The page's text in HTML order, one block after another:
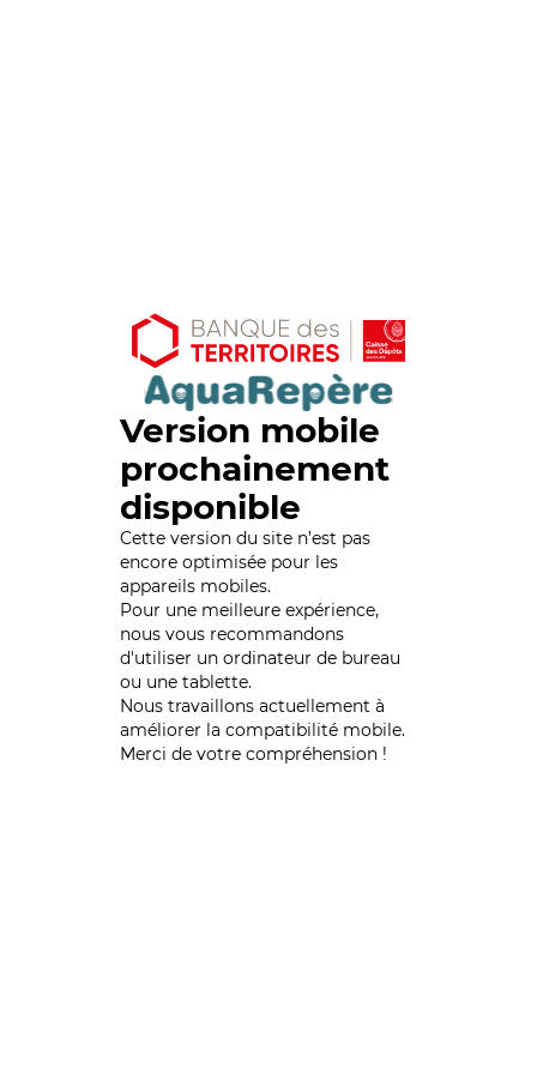
Version mobile
prochainement
disponible
Cette version du site n’est pas
encore optimisée pour les
appareils mobiles.
Pour une meilleure expérience,
nous vous recommandons
d'utiliser un ordinateur de bureau
ou une tablette.
Nous travaillons actuellement à
améliorer la compatibilité mobile.
Merci de votre compréhension !